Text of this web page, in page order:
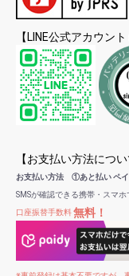
【LINE公式アカウン
【お支払い方法につい
お支払い方法 ①あと払い ペイ
SMSが確認できる携帯・スマ
口座振替手数料無料！